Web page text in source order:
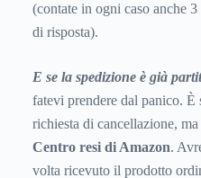
(contate in ogni caso anche
di risposta).
E se la spedizione è già
fatevi prendere dal panico.
richiesta di cancellazione,
Centro resi di Amazon.
volta ricevuto il prodotto